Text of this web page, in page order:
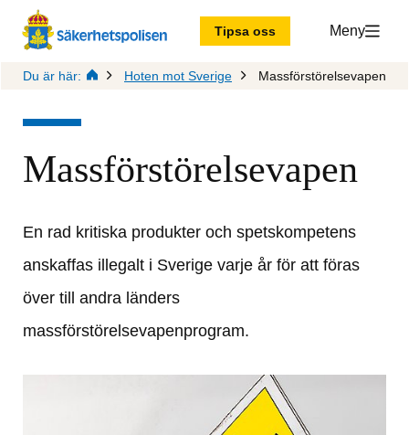
Tipsa oss Meny
Du är här: Hoten mot Sverige Massförstörelsevapen
Massförstörelsevapen
En rad kritiska produkter och spetskompetens
anskaffas illegalt i Sverige varje år för att föras
över till andra länders
massförstörelsevapenprogram.